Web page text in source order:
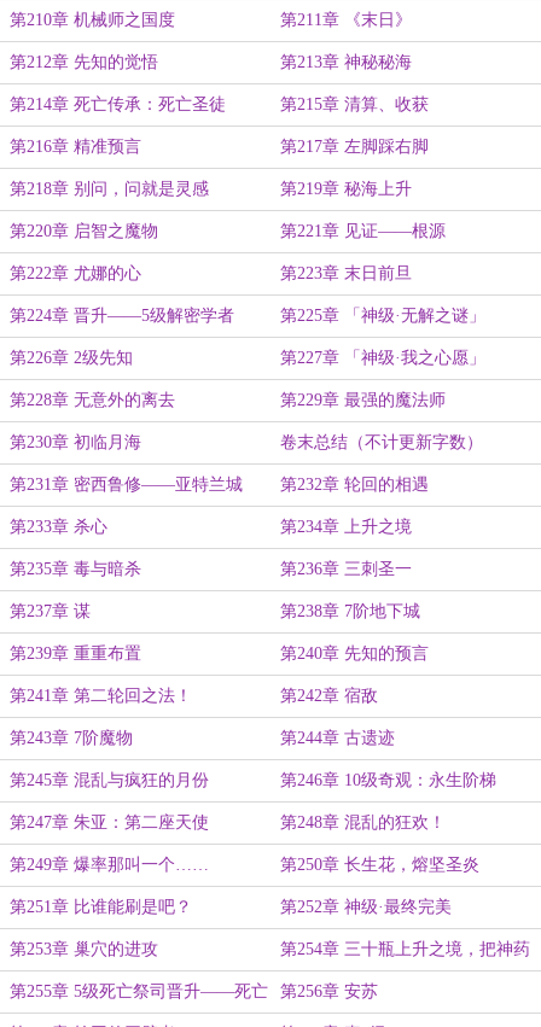
第210章 机械师之国度 第211章 《末日》
第212章 先知的觉悟 第213章 神秘秘海
第214章 死亡传承：死亡圣徒 第215章 清算、收获
第216章 精准预言 第217章 左脚踩右脚
第218章 别问，问就是灵感 第219章 秘海上升
第220章 启智之魔物 第221章 见证——根源
第222章 尤娜的心 第223章 末日前旦
第224章 晋升——5级解密学者 第225章 「神级·无解之谜」
第226章 2级先知 第227章 「神级·我之心愿」
第228章 无意外的离去 第229章 最强的魔法师
第230章 初临月海 卷末总结（不计更新字数）
第231章 密西鲁修——亚特兰城 第232章 轮回的相遇
第233章 杀心 第234章 上升之境
第235章 毒与暗杀 第236章 三刺圣一
第237章 谋 第238章 7阶地下城
第239章 重重布置 第240章 先知的预言
第241章 第二轮回之法！ 第242章 宿敌
第243章 7阶魔物 第244章 古遗迹
第245章 混乱与疯狂的月份 第246章 10级奇观：永生阶梯
第247章 朱亚：第二座天使 第248章 混乱的狂欢！
第249章 爆率那叫一个…… 第250章 长生花，熔坚圣炎
第251章 比谁能刷是吧？ 第252章 神级·最终完美
第253章 巢穴的进攻 第254章 三十瓶上升之境，把神药
喝到撑死
第255章 5级死亡祭司晋升——死亡 第256章 安苏